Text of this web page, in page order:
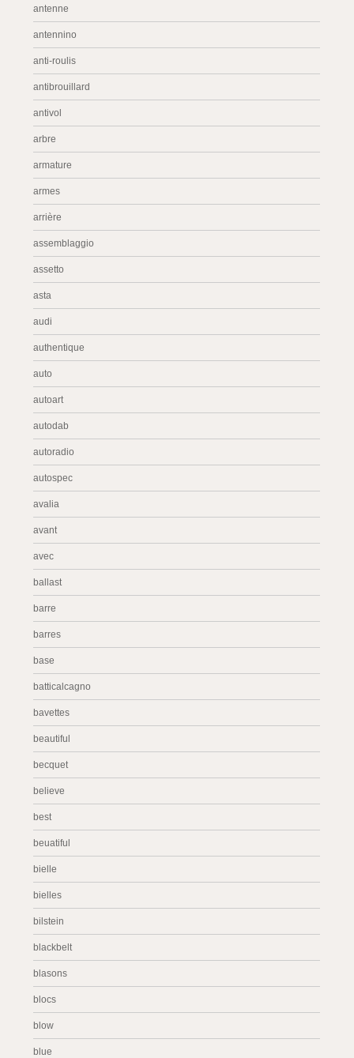
antenne
antennino
anti-roulis
antibrouillard
antivol
arbre
armature
armes
arrière
assemblaggio
assetto
asta
audi
authentique
auto
autoart
autodab
autoradio
autospec
avalia
avant
avec
ballast
barre
barres
base
batticalcagno
bavettes
beautiful
becquet
believe
best
beuatiful
bielle
bielles
bilstein
blackbelt
blasons
blocs
blow
blue